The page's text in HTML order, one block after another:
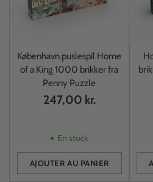
København puslespil Home
of a King 1000 brikker fra
Penny Puzzle
247,00 kr.
En stock
AJOUTER AU PANIER
Quantité